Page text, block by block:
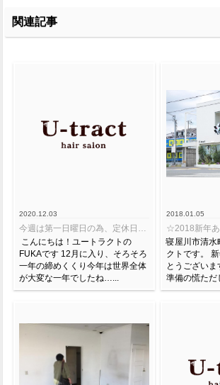
関連記事
2020.12.03
今週は第一日曜日の為、定休日いただいております☆
こんにちは！ユートラクトの
FUKAです 12月に入り、そろそろ
一年の締めくくり今年は世界全体
が大変な一年でしたね…...
2018.01.05
寝屋川市清水
クトです。
とうござい
準備の慌ただ